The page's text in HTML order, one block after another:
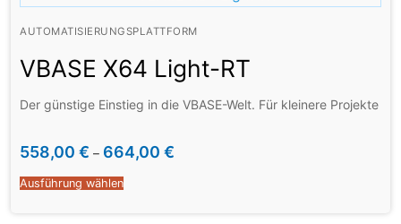
AUTOMATISIERUNGSPLATTFORM
VBASE X64 Light-RT
Der günstige Einstieg in die VBASE-Welt. Für kleinere Projekte
558,00 € – 664,00 €
Ausführung wählen